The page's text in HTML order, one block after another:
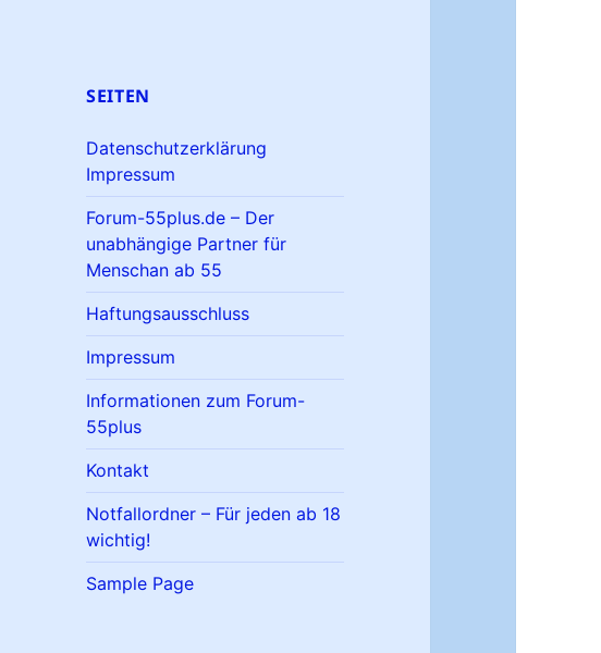
SEITEN
Datenschutzerklärung
Impressum
Forum-55plus.de – Der
unabhängige Partner für
Menschan ab 55
Haftungsausschluss
Impressum
Informationen zum Forum-
55plus
Kontakt
Notfallordner – Für jeden ab 18
wichtig!
Sample Page